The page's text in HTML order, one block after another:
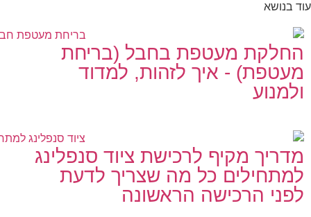
עוד בנושא
החלקת מעטפת בחבל (בריחת
מעטפת) - איך לזהות, למדוד
ולמנוע
מדריך מקיף לרכישת ציוד סנפלינג
למתחילים כל מה שצריך לדעת
לפני הרכישה הראשונה